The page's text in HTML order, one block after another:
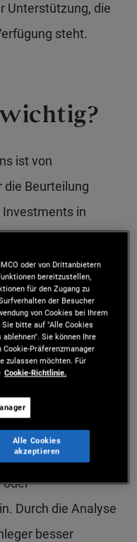
Unterstützung, die
steht.
ist von
die Beurteilung
in
und
Analyse bewertet
und die
um
des Unternehmens
Schulden zu
oder geringer
auf ein größeres
oder
Durch die Analyse
besser
oder von Drittanbietern
bereitzustellen,
für den Zugang zu
der Besucher
von Cookies bei Ihrem
bitte auf "Alle Cookies
Sie können Ihre
Präferenzmanager
zulassen möchten. Für
Cookie-Richtlinie.
Alle Cookies
akzeptieren